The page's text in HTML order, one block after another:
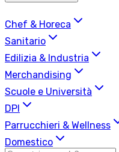
Chef & Horeca
Sanitario
Edilizia & Industria
Merchandising
Scuole e Università
DPI
Parrucchieri & Wellness
Domestico